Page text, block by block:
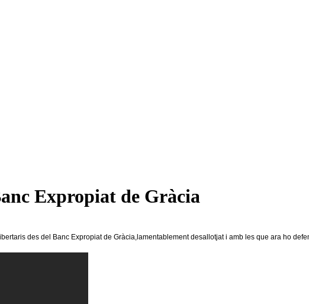
Expropiat de Gràcia
des del Banc Expropiat de Gràcia,lamentablement desallotjat i amb les que ara ho